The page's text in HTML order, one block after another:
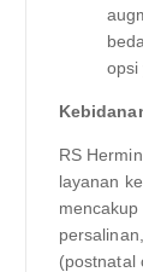
opsi
RS
layanan
(postnatal